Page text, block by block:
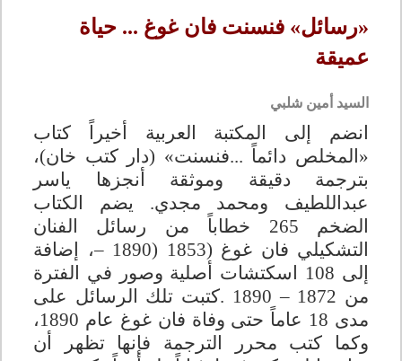
«رسائل» فنسنت فان غوغ ... حياة
عميقة
السيد أمين شلبي
انضم إلى المكتبة العربية أخيراً كتاب
«المخلص دائماً ...فنسنت» (دار كتب خان)،
بترجمة دقيقة وموثقة أنجزها ياسر
عبداللطيف ومحمد مجدي. يضم الكتاب
الضخم 265 خطاباً من رسائل الفنان
التشكيلي فان غوغ (1853
– 1890)، إضافة
إلى 108 اسكتشات أصلية وصور في الفترة
من 1872 – 1890
.كتبت تلك الرسائل على
مدى 18 عاماً حتى وفاة فان غوغ عام 1890،
وكما كتب محرر الترجمة فإنها تظهر أن